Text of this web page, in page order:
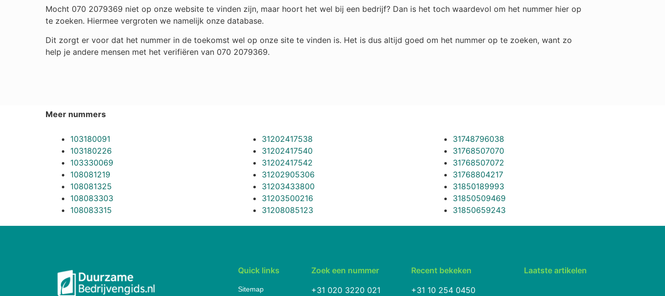
Mocht 070 2079369 niet op onze website te vinden zijn, maar hoort het wel bij een bedrijf? Dan is het toch waardevol om het nummer hier op
te zoeken. Hiermee vergroten we namelijk onze database.
Dit zorgt er voor dat het nummer in de toekomst wel op onze site te vinden is. Het is dus altijd goed om het nummer op te zoeken, want zo
help je andere mensen met het verifiëren van 070 2079369.
Meer nummers
103180091
103180226
103330069
108081219
108081325
108083303
108083315
31202417538
31202417540
31202417542
31202905306
31203433800
31203500216
31208085123
31748796038
31768507070
31768507072
31768804217
31850189993
31850509469
31850659243
Quick links
Sitemap
Zoek een nummer
+31 020 3220 021
Recent bekeken
+31 10 254 0450
Laatste artikelen